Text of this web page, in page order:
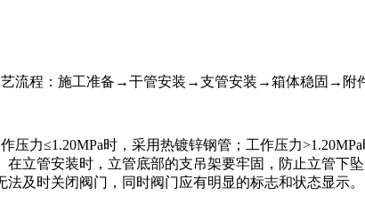
艺流程：施工准备→干管安装→支管安装→箱体稳固→
压力≤1.20MPa时，采用热镀锌钢管；工作压力
立管安装时，立管底部的支吊架要牢固，防止立管
及时关闭阀门，同时阀门应有明显的标志和状态显示。